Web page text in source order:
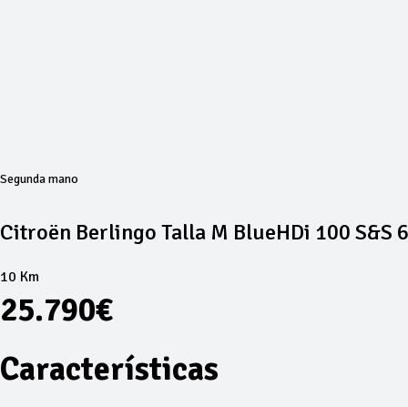
Segunda mano
Citroën Berlingo Talla M BlueHDi 100 S&S
10 Km
25.790€
Características